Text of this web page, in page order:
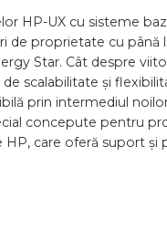
HP-UX cu sisteme
proprietate cu până
Star. Cât despre
scalabilitate și
prin intermediul
concepute pentru
care oferă suport